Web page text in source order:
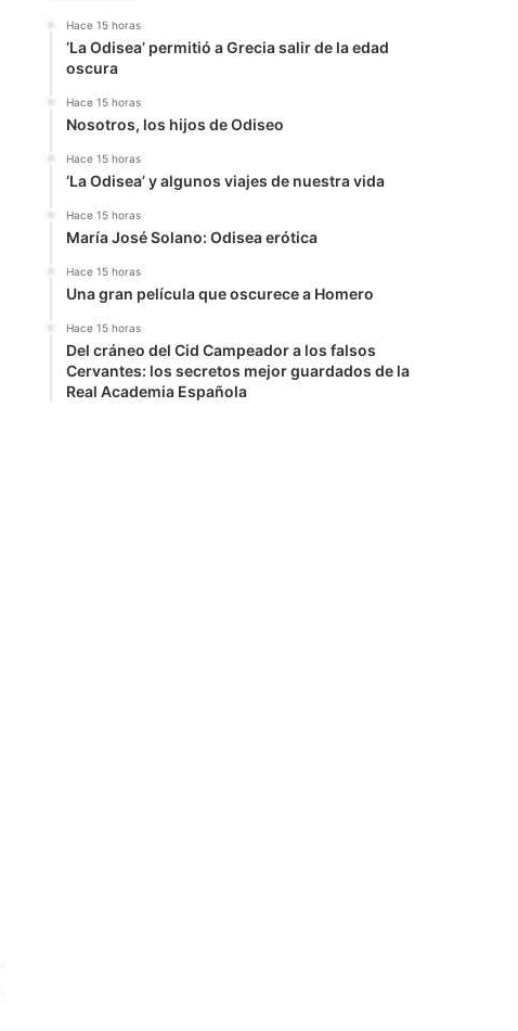
Hace 15 horas
‘La Odisea’ permitió a Grecia salir de la edad
oscura
Hace 15 horas
Nosotros, los hijos de Odiseo
Hace 15 horas
‘La Odisea’ y algunos viajes de nuestra vida
Hace 15 horas
María José Solano: Odisea erótica
Hace 15 horas
Una gran película que oscurece a Homero
Hace 15 horas
Del cráneo del Cid Campeador a los falsos
Cervantes: los secretos mejor guardados de la
Real Academia Española